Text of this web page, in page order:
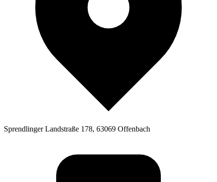
Sprendlinger Landstraße 178, 63069 Offenbach